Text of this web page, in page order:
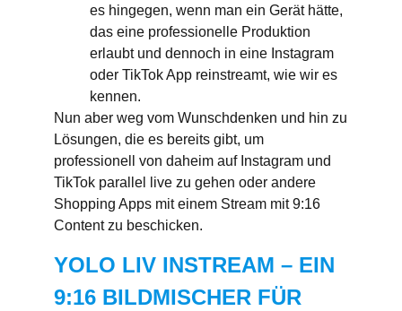
es hingegen, wenn man ein Gerät hätte,
das eine professionelle Produktion
erlaubt und dennoch in eine Instagram
oder TikTok App reinstreamt, wie wir es
kennen.
Nun aber weg vom Wunschdenken und hin zu
Lösungen, die es bereits gibt, um
professionell von daheim auf Instagram und
TikTok parallel live zu gehen oder andere
Shopping Apps mit einem Stream mit 9:16
Content zu beschicken.
YOLO LIV INSTREAM – EIN
9:16 BILDMISCHER FÜR